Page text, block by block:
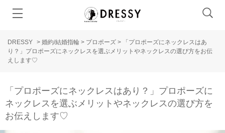
DRESSY > 婚約/結婚指輪 > プロポーズ >
「プロポーズにネックレスはあ
り？」プロポーズにネックレスを選ぶメリットやネックレスの選び方をお伝
えします♡
「プロポーズにネックレスはあり？」プロポーズに
ネックレスを選ぶメリットやネックレスの選び方を
お伝えします♡